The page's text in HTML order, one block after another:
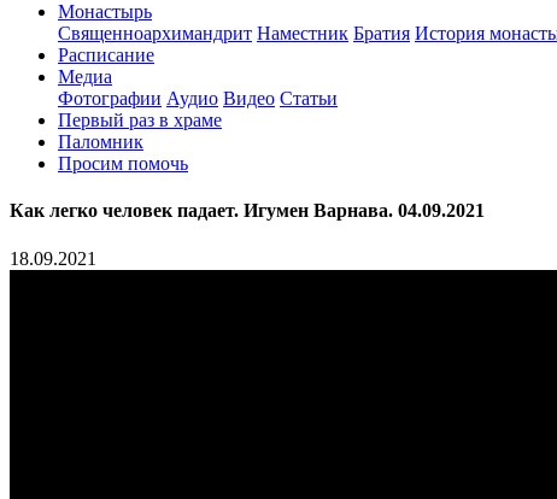
Монастырь
Священноархимандрит Наместник Братия История
Расписание
Медиа
Фотографии Аудио Видео Статьи
Первый раз в храме
Паломник
Просим помочь
Как легко человек падает. Игумен Варнава. 04.09.2021
18.09.2021